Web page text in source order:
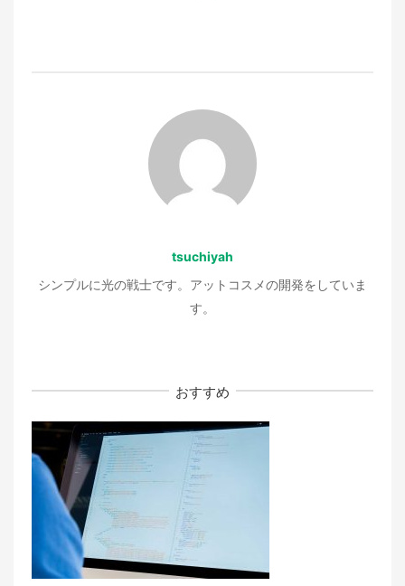
tsuchiyah
シンプルに光の戦士です。アットコスメの開発をしていま
す。
おすすめ